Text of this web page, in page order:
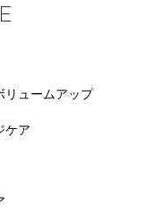
リュームアップ
ケア